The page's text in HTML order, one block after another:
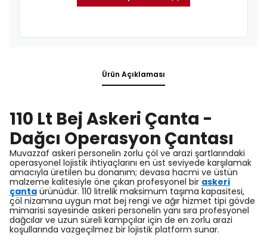
Ürün Açıklaması
110 Lt Bej Askeri Çanta -
Dağcı Operasyon Çantası
Muvazzaf askeri personelin zorlu çöl ve arazi şartlarındaki
operasyonel lojistik ihtiyaçlarını en üst seviyede karşılamak
amacıyla üretilen bu donanım; devasa hacmi ve üstün
malzeme kalitesiyle öne çıkan profesyonel bir askeri
çanta ürünüdür. 110 litrelik maksimum taşıma kapasitesi,
çöl nizamına uygun mat bej rengi ve ağır hizmet tipi gövde
mimarisi sayesinde askeri personelin yanı sıra profesyonel
dağcılar ve uzun süreli kampçılar için de en zorlu arazi
koşullarında vazgeçilmez bir lojistik platform sunar.